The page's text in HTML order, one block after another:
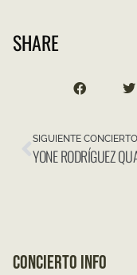
SHARE
SIGUIENTE CONCIERTO
CONCIERTO INFO